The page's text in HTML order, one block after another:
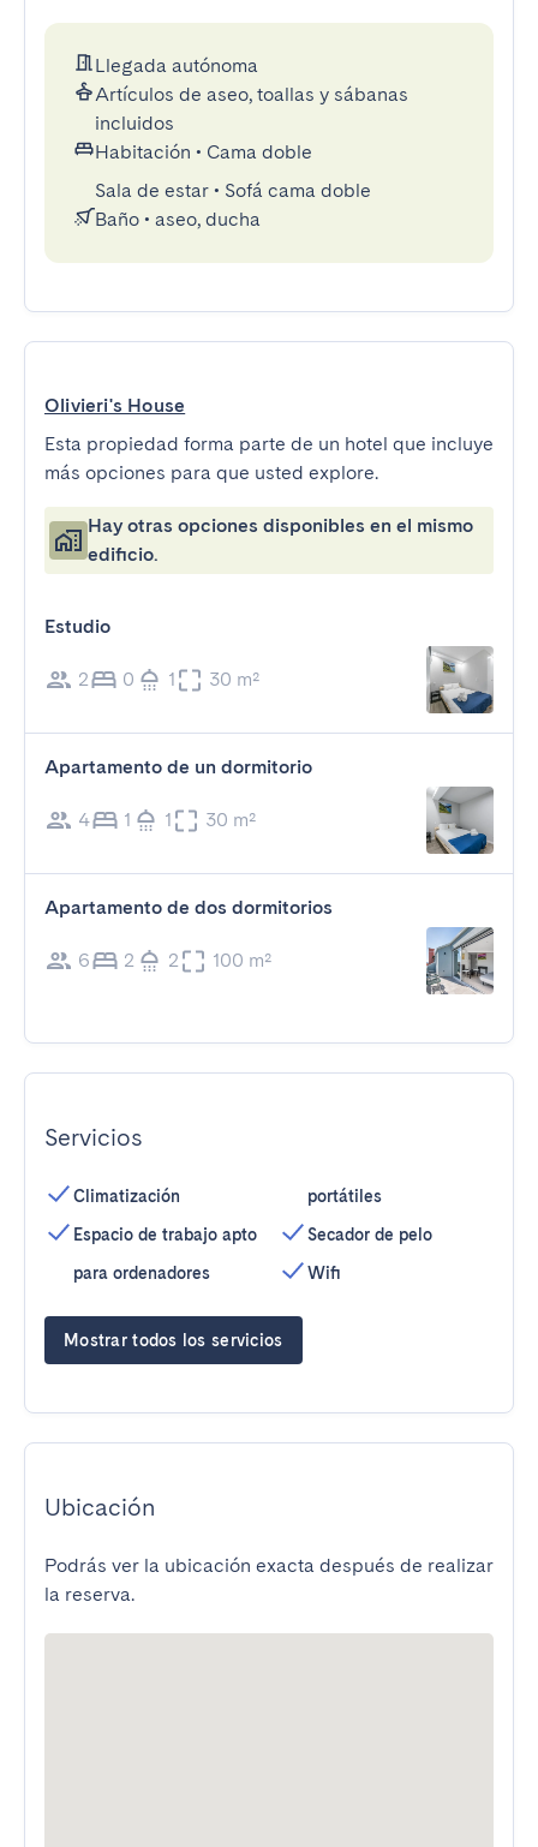
Llegada autónoma
Artículos de aseo, toallas y sábanas
incluidos
Habitación • Cama doble
Sala de estar • Sofá cama doble
Baño • aseo, ducha
Olivieri's House
Esta propiedad forma parte de un hotel que incluye
más opciones para que usted explore.
Hay otras opciones disponibles en el mismo
edificio.
Estudio
2 0 1 30 m²
Apartamento de un dormitorio
4 1 1 30 m²
Apartamento de dos dormitorios
6 2 2 100 m²
Servicios
Climatización
Espacio de trabajo apto
para ordenadores
portátiles
Secador de pelo
Wifi
Mostrar todos los servicios
Ubicación
Podrás ver la ubicación exacta después de realizar
la reserva.